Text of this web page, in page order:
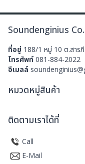
Soundenginius
ที่อยู่ 188/1 หมู่ 10 ต.สารภี
โทรศัพท์ 081-884-2022
อีเมลล์
หมวดหมู่สินค้า
ติดตามเราได้ที่
Call
E-Mail